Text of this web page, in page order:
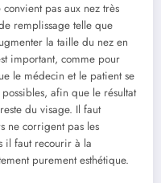
pas aux nez très
remplissage telle que
la taille du nez en
important, comme pour
le médecin et le patient se
possibles, afin que le résultat
du visage. Il faut
ne corrigent pas les
il faut recourir à la
purement esthétique.